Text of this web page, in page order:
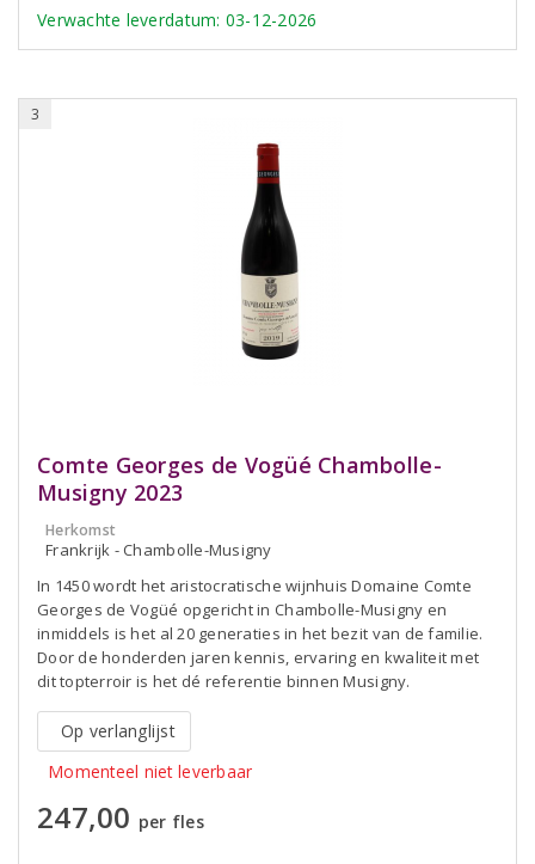
Verwachte leverdatum: 03-12-2026
3
Comte Georges de Vogüé Chambolle-
Musigny 2023
Herkomst
Frankrijk - Chambolle-Musigny
In 1450 wordt het aristocratische wijnhuis Domaine Comte
Georges de Vogüé opgericht in Chambolle-Musigny en
inmiddels is het al 20 generaties in het bezit van de familie.
Door de honderden jaren kennis, ervaring en kwaliteit met
dit topterroir is het dé referentie binnen Musigny.
Op verlanglijst
Momenteel niet leverbaar
247,00 per fles